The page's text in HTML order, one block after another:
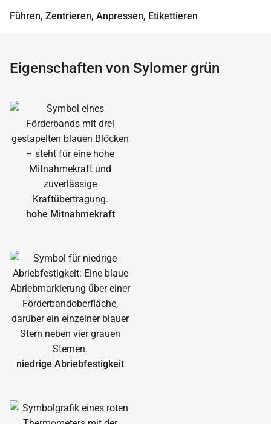
Führen, Zentrieren, Anpressen, Etikettieren
Eigenschaften von Sylomer grün
hohe Mitnahmekraft
niedrige Abrieb­festigkeit